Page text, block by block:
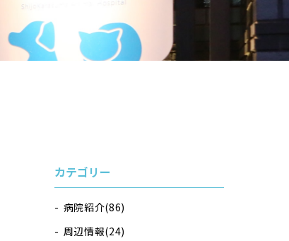
カテゴリー
病院紹介(86)
周辺情報(24)